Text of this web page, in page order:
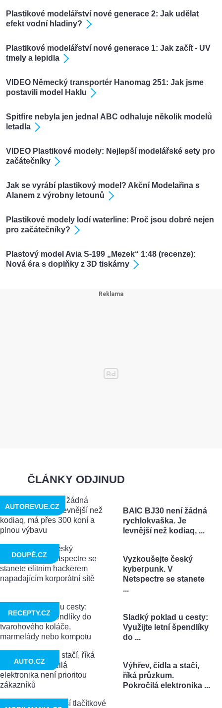
Plastikové modelářství nové generace 2: Jak udělat
efekt vodní hladiny?
Plastikové modelářství nové generace 1: Jak začít - UV
tmely a lepidla
VIDEO Německý transportér Hanomag 251: Jak jsme
postavili model Haklu
Spitfire nebyla jen jedna! ABC odhaluje několik modelů
letadla
VIDEO Plastikové modely: Nejlepší modelářské sety pro
začátečníky
Jak se vyrábí plastikový model? Akční Modelařina s
Alanem z výrobny letounů
Plastikové modely lodí waterline: Proč jsou dobré nejen
pro začátečníky?
Plastový model Avia S-199 „Mezek“ 1:48 (recenze):
Nová éra s doplňky z 3D tiskárny
ČLÁNKY ODJINUD
BAIC BJ30 není žádná
rychlokvaška. Je
levnější než kodiaq, ...
AUTOREVUE.CZ
Vyzkoušejte český
kyberpunk. V
Netspectre se stanete
...
DOUPĚ.CZ
Sladký poklad u cesty:
Využijte letní špendlíky
do ...
RECEPTY.CZ
Výhřev, čidla a stačí,
říká průzkum.
Pokročilá elektronika ...
AUTO.CZ